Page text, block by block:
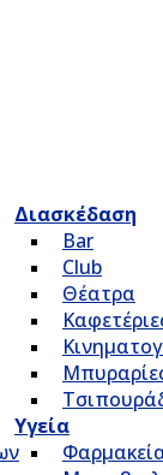
Διασκέδαση
Bar
Club
Θέατρα
Υγεία